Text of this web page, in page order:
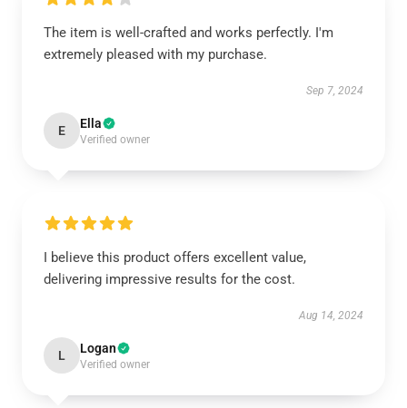
The item is well-crafted and works perfectly. I'm
extremely pleased with my purchase.
Sep 7, 2024
E Ella
Verified owner
I believe this product offers excellent value,
delivering impressive results for the cost.
Aug 14, 2024
L Logan
Verified owner